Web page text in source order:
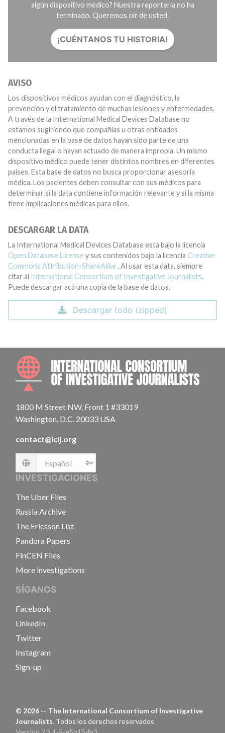
algún dispositivo médico? Nuestra reportería no ha
terminado. Queremos oír de usted.
¡CUÉNTANOS TU HISTORIA!
AVISO
Los dispositivos médicos ayudan con el diagnóstico, la
prevención y el tratamiento de muchas lesiones y enfermedades.
A través de la International Medical Devices Database no
estamos sugiriendo que compañías u otras entidades
mencionadas en la base de datos hayan sido parte de una
conducta ilegal o hayan actuado de manera impropia. Un mismo
dispositivo médico puede tener distintos nombres en diferentes
países. Esta base de datos no busca proporcionar asesoría
médica. Los pacientes deben consultar con sus médicos para
determinar si la data contiene información relevante y si la misma
tiene implicaciones médicas para ellos.
DESCARGAR LA DATA
La International Medical Devices Database está bajo la licencia
Open Database License y sus contenidos bajo la licencia Creative
Commons Attribution-ShareAlike . Al usar esta data, siempre
citar al International Consortium of Investigative Journalists.
Puede descargar acá una copia de la base de datos.
Descargar todo (zipped)
1800 M Street NW, Front 1 #33019
Washington, D.C. 20033 USA
contact@icij.org
Language
INVESTIGACIONES
The Uber Files
Russia Archive
The Ericsson List
Pandora Papers
FinCEN Files
More investigations
SÍGANOS
Facebook
LinkedIn
Twitter
Instagram
Sign-up
© 2026 — The International Consortium of Investigative
Journalists. Todos los derechos reservados